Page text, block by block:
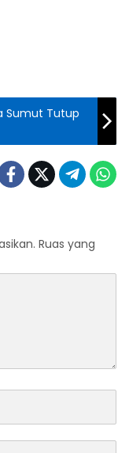
Sumut Tutup
Ruas yang